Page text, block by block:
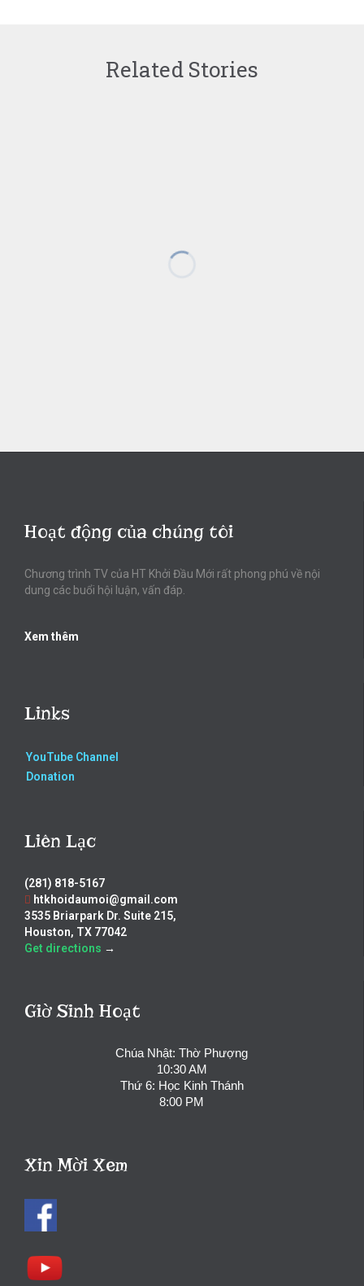
Related Stories
Hoạt động của chúng tôi
Chương trình TV của HT Khởi Đầu Mới rất phong phú về nội
dung các buổi hội luận, vấn đáp.
Xem thêm
Links
YouTube Channel
Donation
Liên Lạc
(281) 818-5167
htkhoidaumoi@gmail.com
3535 Briarpark Dr. Suite 215,
Houston, TX 77042
Get directions →
Giờ Sinh Hoạt
Chúa Nhật: Thờ Phượng
10:30 AM
Thứ 6: Học Kinh Thánh
8:00 PM
Xin Mời Xem